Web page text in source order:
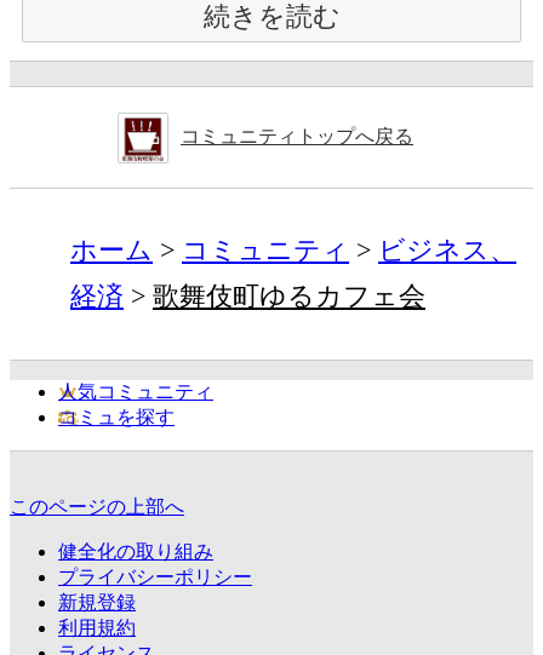
続きを読む
コミュニティトップへ戻る
ホーム コミュニティ
ビジネス、
経済
歌舞伎町ゆるカフェ会
人気コミュニティ
コミュを探す
このページの上部へ
健全化の取り組み
プライバシーポリシー
新規登録
利用規約